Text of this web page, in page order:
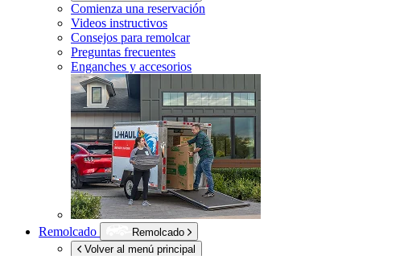
Comienza una reservación
Videos instructivos
Consejos para remolcar
Preguntas frecuentes
Enganches y accesorios
Remolcado
Remolcado
Volver al menú principal